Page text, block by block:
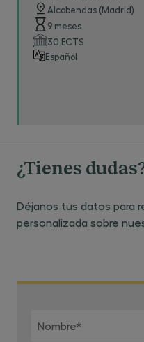
Alcobendas (Madrid)
9 meses
30 ECTS
Español
¿Tienes
Déjanos tus datos para
personalizada sobre
Nombre*